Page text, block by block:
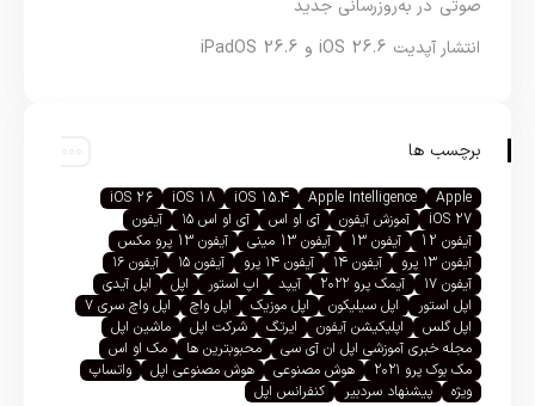
صوتی در به‌روزرسانی جدید
انتشار آپدیت iOS 26.6 و iPadOS 26.6
برچسب ها
Apple
Apple Intelligence
iOS 15.4
iOS 18
iOS 26
iOS 27
آموزش آیفون آی او اس آی او اس ۱۵
آیفون
آیفون 12
آیفون 13 آیفون 13 مینی
آیفون 13 پرو مکس
آیفون ۱۳ پرو
آیفون ۱۴ آیفون ۱۴ پرو آیفون ۱۵
آیفون ۱۶
آیفون ۱۷
آیمک پرو ۲۰۲۲ آیپد اپ استور اپل
اپل آیدی
اپل استور
اپل سیلیکون اپل موزیک اپل واچ
اپل واچ سری ۷
اپل گلس
اپلیکیشن آیفون ایرتگ شرکت اپل
ماشین اپل
مجله خبری آموزشی اپل ان آی سی
محبوبترین ها
مک او اس
مک بوک پرو ۲۰۲۱
هوش مصنوعی هوش مصنوعی اپل
واتساپ
ویژه
پیشنهاد سردبیر کنفرانس اپل